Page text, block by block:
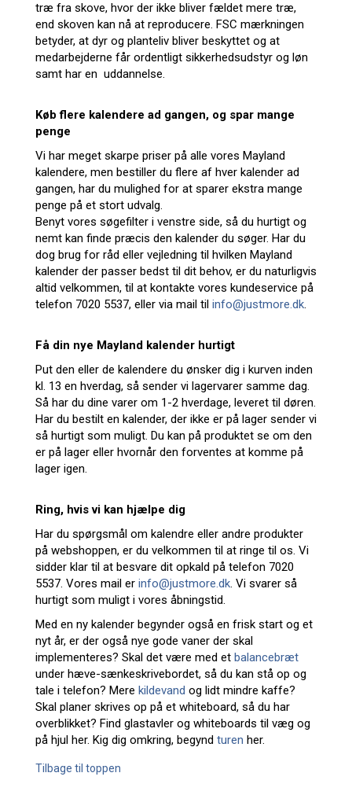
træ fra skove, hvor der ikke bliver fældet mere træ,
end skoven kan nå at reproducere. FSC mærkningen
betyder, at dyr og planteliv bliver beskyttet og at
medarbejderne får ordentligt sikkerhedsudstyr og løn
samt har en uddannelse.
Køb flere kalendere ad gangen, og spar mange
penge
Vi har meget skarpe priser på alle vores Mayland
kalendere, men bestiller du flere af hver kalender ad
gangen, har du mulighed for at sparer ekstra mange
penge på et stort udvalg.
Benyt vores søgefilter i venstre side, så du hurtigt og
nemt kan finde præcis den kalender du søger. Har du
dog brug for råd eller vejledning til hvilken Mayland
kalender der passer bedst til dit behov, er du naturligvis
altid velkommen, til at kontakte vores kundeservice på
telefon 7020 5537, eller via mail til info@justmore.dk.
Få din nye Mayland kalender hurtigt
Put den eller de kalendere du ønsker dig i kurven inden
kl. 13 en hverdag, så sender vi lagervarer samme dag.
Så har du dine varer om 1-2 hverdage, leveret til døren.
Har du bestilt en kalender, der ikke er på lager sender vi
så hurtigt som muligt. Du kan på produktet se om den
er på lager eller hvornår den forventes at komme på
lager igen.
Ring, hvis vi kan hjælpe dig
Har du spørgsmål om kalendre eller andre produkter
på webshoppen, er du velkommen til at ringe til os. Vi
sidder klar til at besvare dit opkald på telefon 7020
5537. Vores mail er info@justmore.dk. Vi svarer så
hurtigt som muligt i vores åbningstid.
Med en ny kalender begynder også en frisk start og et
nyt år, er der også nye gode vaner der skal
implementeres? Skal det være med et balancebræt
under hæve-sænkeskrivebordet, så du kan stå op og
tale i telefon? Mere kildevand og lidt mindre kaffe?
Skal planer skrives op på et whiteboard, så du har
overblikket? Find glastavler og whiteboards til væg og
på hjul her. Kig dig omkring, begynd turen her.
Tilbage til toppen